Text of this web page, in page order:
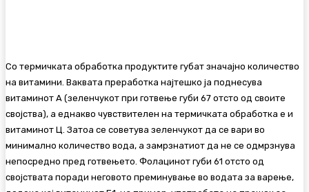
Со термичката обработка продуктите губат значајно количество
на витамини. Ваквата преработка најтешко ја поднесува
витаминот А (зеленчукот при готвење губи 67 отсто од своите
својства), а еднакво чувствителен на термичката обработка е и
витаминот Ц. Затоа се советува зеленчукот да се вари во
минимално количество вода, а замрзнатиот да не се одмрзнува
непосредно пред готвењето. Фолацинот губи 61 отсто од
својствата поради неговото преминување во водата за варење,